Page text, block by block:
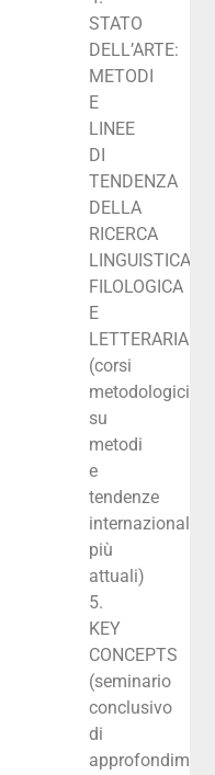
STATO
DELL’ARTE:
METODI
E
LINEE
DI
TENDENZA
DELLA
RICERCA
LINGUISTICA,
FILOLOGICA
E
LETTERARIA
(corsi
metodologici
su
metodi
e
tendenze
internazionali
più
attuali)
5.
KEY
CONCEPTS
(seminario
conclusivo
di
approfondimento